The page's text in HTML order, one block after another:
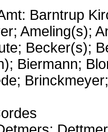
Barntrup
Ameling(s);
Becker(s);
Biermann;